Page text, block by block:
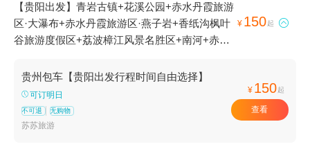
【贵阳出发】青岩古镇+花溪公园+赤水丹霞旅游
区·大瀑布+赤水丹霞旅游区·燕子岩+香纸沟枫叶
谷旅游度假区+荔波樟江风景名胜区+南河+赤水
林野生动物园+斗篷山景区+丙安古镇+黔灵山公
园+青岩寺风景区+娄山关景区+天河潭旅游度假
区+赤水竹海公园+南江大峡谷+云门囤景区+土
城子遗址+遵义会议会址+海龙屯+福泉山古文化
¥ 150起 
贵州包车【贵阳出发行程时间自由选择】
可订明日
不可退 无购物
苏苏旅游
¥ 150起
查看